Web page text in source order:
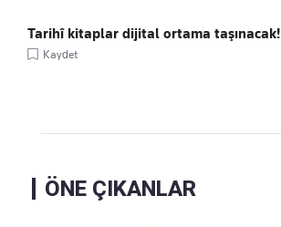
Tarihî kitaplar dijital ortama taşınacak!
Kaydet
ÖNE ÇIKANLAR